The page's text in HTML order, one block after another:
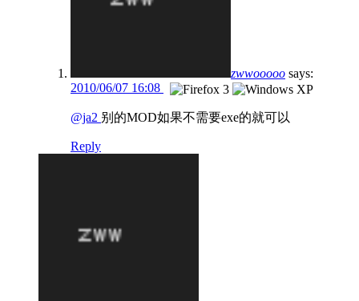
zwwooooo says:
2010/06/07 16:08
@ja2 别的MOD如果不需要exe的就可以
Reply